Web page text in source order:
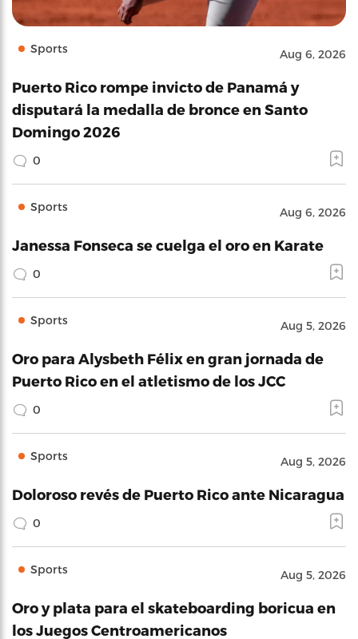
Sports Aug 6, 2026
Puerto Rico rompe invicto de Panamá y
disputará la medalla de bronce en Santo
Domingo 2026
0
Sports Aug 6, 2026
Janessa Fonseca se cuelga el oro en Karate
0
Sports Aug 5, 2026
Oro para Alysbeth Félix en gran jornada de
Puerto Rico en el atletismo de los JCC
0
Sports Aug 5, 2026
Doloroso revés de Puerto Rico ante Nicaragua
0
Sports Aug 5, 2026
Oro y plata para el skateboarding boricua en
los Juegos Centroamericanos